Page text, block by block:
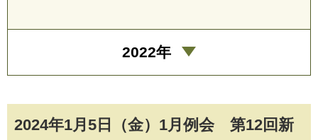
2024年1月5日（金）1月例会 第12回新
2022年